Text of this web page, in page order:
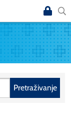
Pretraživanje